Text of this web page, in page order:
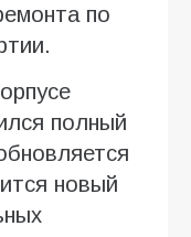
по
полный
новый